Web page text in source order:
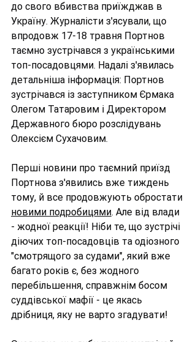
до свого вбивства приїжджав в
Україну. Журналісти з'ясували, що
впродовж 17-18 травня Портнов
таємно зустрічався з українськими
топ-посадовцями. Надалі з'явилась
детальніша інформація: Портнов
зустрічався із заступником Єрмака
Олегом Татаровим і Директором
Державного бюро розслідувань
Олексієм Сухачовим.
Перші новини про таємний приїзд
Портнова з'явились вже тиждень
тому, й все продовжують обростати
новими подробицями. Але від влади
- жодної реакції! Ніби те, що зустрічі
діючих топ-посадовців та одіозного
"смотрящого за судами", який вже
багато років є, без жодного
перебільшення, справжнім босом
суддівської мафії - це якась
дрібниця, яку не варто згадувати!